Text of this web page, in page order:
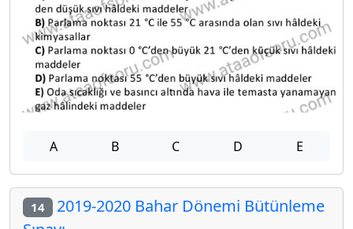
A B C D E
14 2019-2020 Bahar Dönemi Bütünleme